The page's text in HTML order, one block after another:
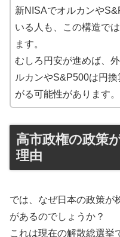
新NISAでオルカンや
いる人も、この構造で
ます。
むしろ円安が進めば、
ルカンやS&P500は円
がる可能性があります。
高市政権の政策
理由
では、なぜ日本の政策が
があるのでしょうか？
これは現在の解散総選挙